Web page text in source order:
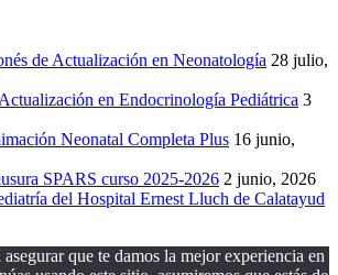
de Actualización en Neonatología 28 julio,
en Endocrinología Pediátrica 3
Neonatal Completa Plus 16 junio,
SPARS curso 2025-2026 2 junio, 2026
del Hospital Ernest Lluch de Calatayud
que te damos la mejor experiencia en